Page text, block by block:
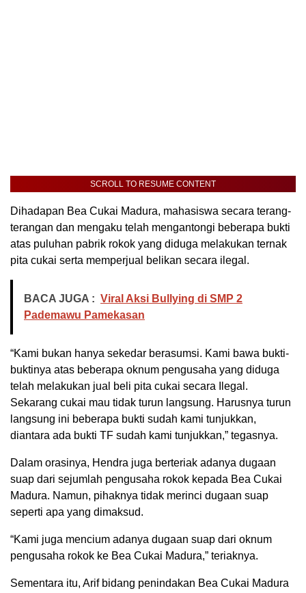
SCROLL TO RESUME CONTENT
Dihadapan Bea Cukai Madura, mahasiswa secara terang-
terangan dan mengaku telah mengantongi beberapa bukti
atas puluhan pabrik rokok yang diduga melakukan ternak
pita cukai serta memperjual belikan secara ilegal.
BACA JUGA : Viral Aksi Bullying di SMP 2
Pademawu Pamekasan
“Kami bukan hanya sekedar berasumsi. Kami bawa bukti-
buktinya atas beberapa oknum pengusaha yang diduga
telah melakukan jual beli pita cukai secara Ilegal.
Sekarang cukai mau tidak turun langsung. Harusnya turun
langsung ini beberapa bukti sudah kami tunjukkan,
diantara ada bukti TF sudah kami tunjukkan,” tegasnya.
Dalam orasinya, Hendra juga berteriak adanya dugaan
suap dari sejumlah pengusaha rokok kepada Bea Cukai
Madura. Namun, pihaknya tidak merinci dugaan suap
seperti apa yang dimaksud.
“Kami juga mencium adanya dugaan suap dari oknum
pengusaha rokok ke Bea Cukai Madura,” teriaknya.
Sementara itu, Arif bidang penindakan Bea Cukai Madura